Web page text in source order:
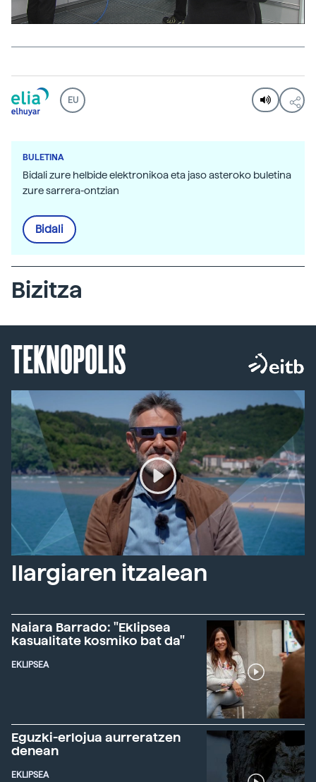
EU
BULETINA
Bidali zure helbide elektronikoa eta jaso asteroko buletina
zure sarrera-ontzian
Bidali
Bizitza
TEKNOPOLIS
Ilargiaren itzalean
Naiara Barrado: "Eklipsea
kasualitate kosmiko bat da"
EKLIPSEA
Eguzki-erlojua aurreratzen
denean
EKLIPSEA